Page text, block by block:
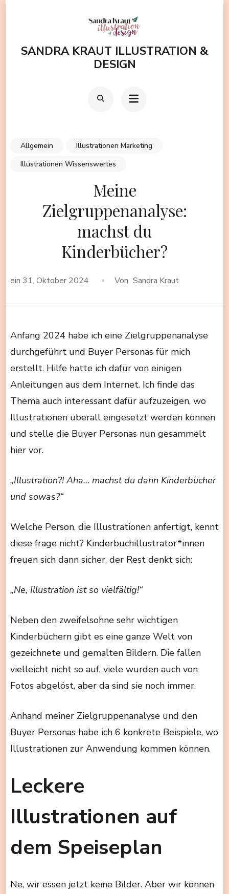
(EnterSANDRA KRAUT ILLUSTRATION &
DESIGN
Allgemein
Illustrationen Marketing
Illustrationen Wissenswertes
Meine
Zielgruppenanalyse:
machst du
Kinderbücher?
ein 31. Oktober 2024 Von Sandra Kraut
Anfang 2024 habe ich eine Zielgruppenanalyse
durchgeführt und Buyer Personas für mich
erstellt. Hilfe hatte ich dafür von einigen
Anleitungen aus dem Internet. Ich finde das
Thema auch interessant dafür aufzuzeigen, wo
Illustrationen überall eingesetzt werden können
und stelle die Buyer Personas nun gesammelt
hier vor.
„Illustration?! Aha… machst du dann Kinderbücher
und sowas?“
Welche Person, die Illustrationen anfertigt, kennt
diese frage nicht? Kinderbuchillustrator*innen
freuen sich dann sicher, der Rest denkt sich:
„Ne, Illustration ist so vielfältig!“
Neben den zweifelsohne sehr wichtigen
Kinderbüchern gibt es eine ganze Welt von
gezeichnete und gemalten Bildern. Die fallen
vielleicht nicht so auf, viele wurden auch von
Fotos abgelöst, aber da sind sie noch immer.
Anhand meiner Zielgruppenanalyse und den
Buyer Personas habe ich 6 konkrete Beispiele, wo
Illustrationen zur Anwendung kommen können.
Leckere
Illustrationen auf
dem Speiseplan
Ne, wir essen jetzt keine Bilder. Aber wir können